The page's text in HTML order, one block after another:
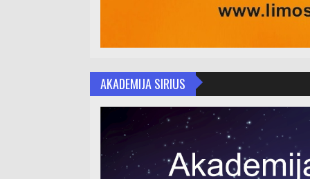
AKADEMIJA SIRIUS